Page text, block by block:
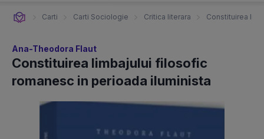
Carti Carti Sociologie Critica literara Constituirea
Ana-Theodora Flaut
Constituirea limbajului filosofic
romanesc in perioada iluminista